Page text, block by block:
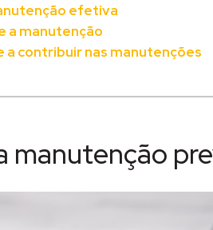
efetiva
a manutenção
a contribuir nas manutenções
manutenção